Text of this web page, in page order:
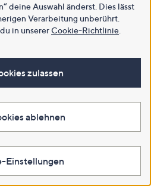
deine Auswahl änderst. Dies lässt
Verarbeitung unberührt.
in unsererCookie-Richtlinie
zulassen
ablehnen
Einstellungen